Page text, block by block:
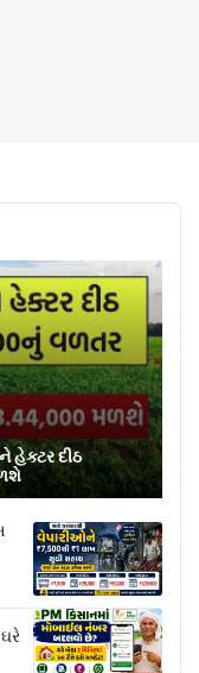
હેક્ટર દીઠ